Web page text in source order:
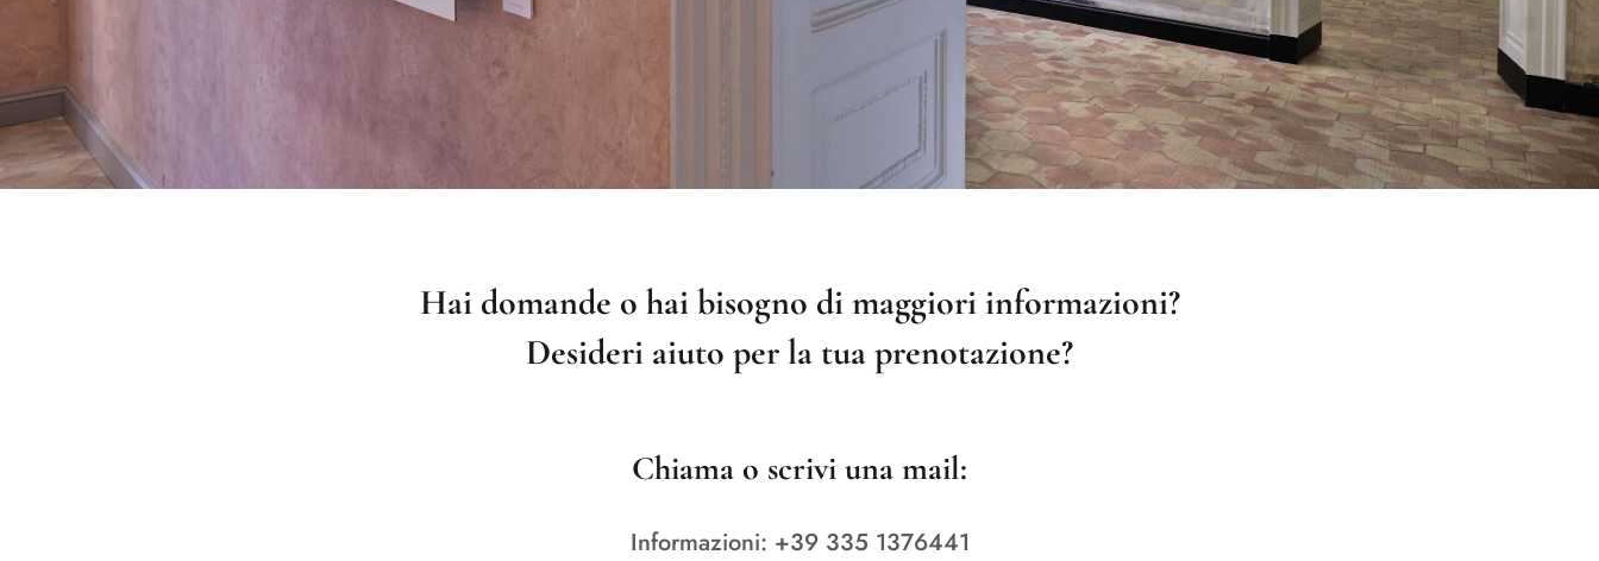
Hai domande o hai bisogno di maggiori informazioni?
Desideri aiuto per la tua prenotazione?
Chiama o scrivi una mail:
Informazioni: +39 335 1376441